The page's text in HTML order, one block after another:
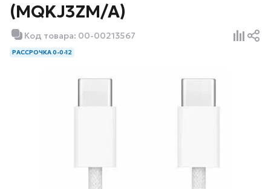
(MQKJ3ZM/A)
Код товара: 00-00213567
РАССРОЧКА 0-0-12